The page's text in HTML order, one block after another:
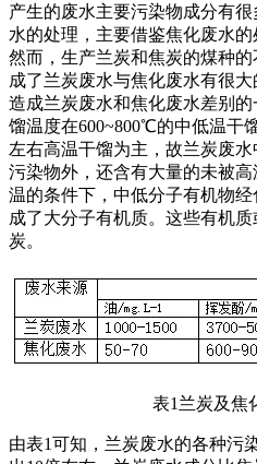
产生的废水主要污染物成分有
水的处理，主要借鉴焦化废水的
然而，生产兰炭和焦炭的煤种
成了兰炭废水与焦化废水有很
造成兰炭废水和焦化废水差别
馏温度在600~800℃的中低温干
左右高温干馏为主，故兰炭废
污染物外，还含有大量的未被
温的条件下，中低分子有机物
成了大分子有机质。这些有机
炭。
表1兰炭及焦
由表1可知，兰炭废水的各种污